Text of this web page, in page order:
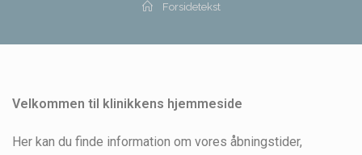
Forsidetekst
Velkommen til klinikkens hjemmeside
Her kan du finde information om vores åbningstider,